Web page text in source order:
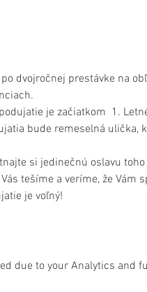
po dvojročnej prestávke na
je začiatkom  1.
bude remeselná ulička,
si jedinečnú oslavu toho
tešíme a veríme, že
je voľný!
due to your Analytics and